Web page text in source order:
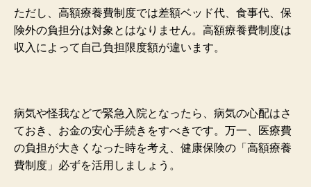
ただし、高額療養費制度では差額ベッド代、食事代、保
険外の負担分は対象とはなりません。高額療養費制度は
収入によって自己負担限度額が違います。
病気や怪我などで緊急入院となったら、病気の心配はさ
ておき、お金の安心手続きをすべきです。万一、医療費
の負担が大きくなった時を考え、健康保険の「高額療養
費制度」必ずを活用しましょう。